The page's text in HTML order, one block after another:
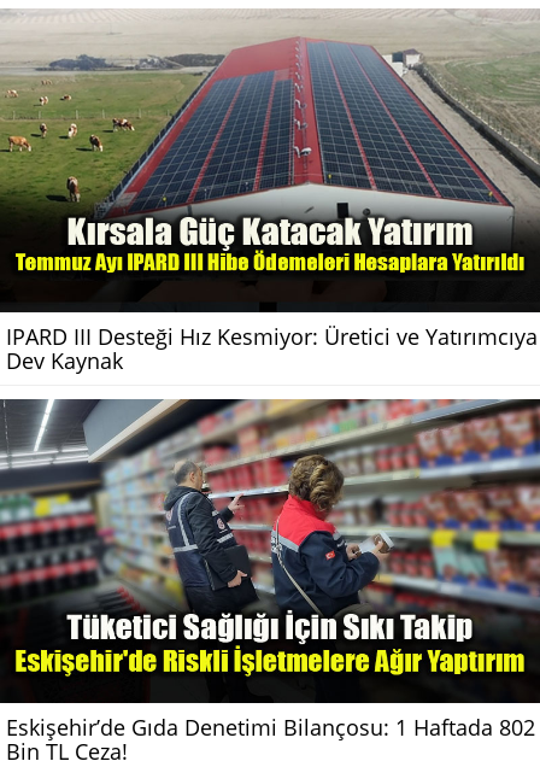
IPARD III Desteği Hız Kesmiyor: Üretici ve Yatırımcıya
Dev Kaynak
Eskişehir’de Gıda Denetimi Bilançosu: 1 Haftada 802
Bin TL Ceza!